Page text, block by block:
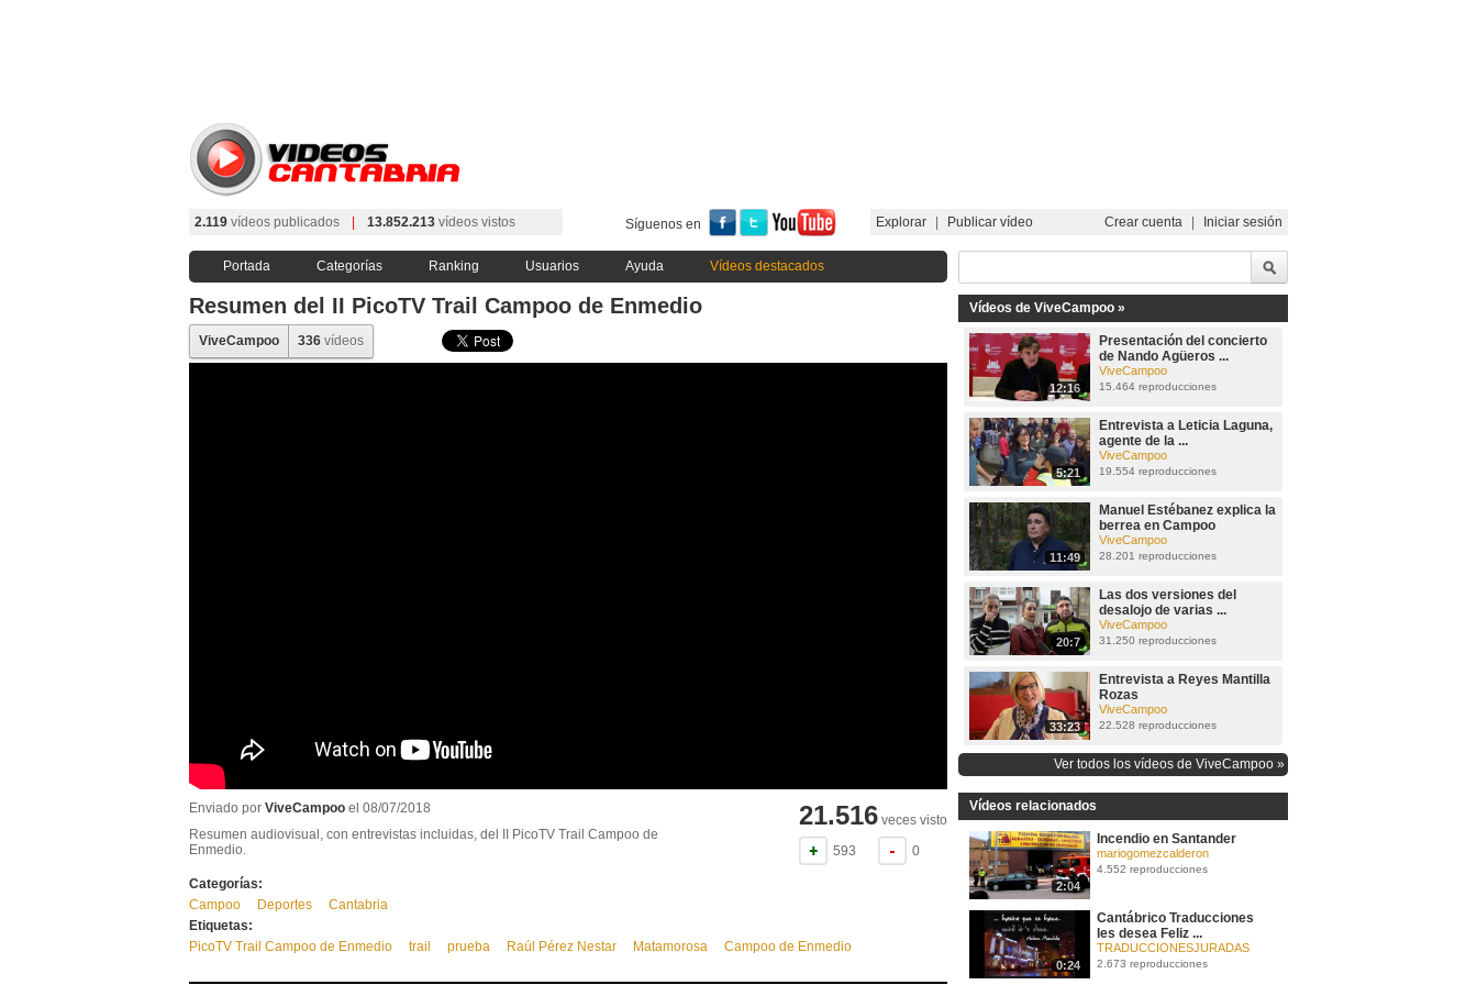
2.119 vídeos publicados 13.852.213 vídeos vistos Síguenos en Explorar Publicar vídeo Crear cuenta Iniciar sesión
Portada Categorías Ranking Usuarios Ayuda Vídeos destacados
Resumen del II PicoTV Trail Campoo de Enmedio
ViveCampoo 336 vídeos
Enviado por ViveCampoo el 08/07/2018
Resumen audiovisual, con entrevistas incluidas, del II PicoTV Trail Campoo de
Enmedio.
21.516 veces visto
593
0
Categorías:
Campoo
Deportes
Cantabria
Etiquetas:
PicoTV Trail Campoo de Enmedio
trail prueba Raúl Pérez Nestar Matamorosa Campoo de Enmedio
Vídeos de ViveCampoo »
12:16
Presentación del concierto
de Nando Agüeros ...
ViveCampoo
15.464 reproducciones
5:21
Entrevista a Leticia Laguna,
agente de la ...
ViveCampoo
19.554 reproducciones
11:49
Manuel Estébanez explica la
berrea en Campoo
ViveCampoo
28.201 reproducciones
20:7
Las dos versiones del
desalojo de varias ...
ViveCampoo
31.250 reproducciones
33:23
Entrevista a Reyes Mantilla
Rozas
ViveCampoo
22.528 reproducciones
Ver todos los vídeos de ViveCampoo »
Vídeos relacionados
2:04
Incendio en Santander
mariogomezcalderon
4.552 reproducciones
0:24
Cantábrico Traducciones
les desea Feliz ...
TRADUCCIONESJURADAS
2.673 reproducciones